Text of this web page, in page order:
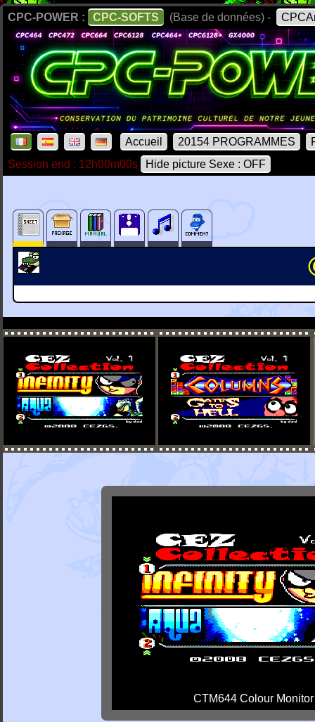
CPC-POWER : CPC-SOFTS (Base de données) -
Accueil 20154 PROGRAMMES
Session end : 12h00m00s
Hide picture Sexe : OFF
CTM644 Colour Monitor